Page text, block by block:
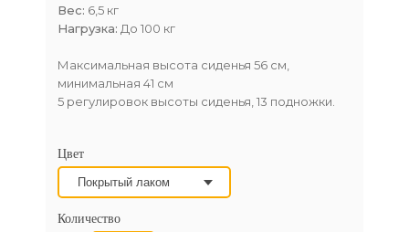
Вес: 6,5 кг
Нагрузка: До 100 кг
Максимальная высота сиденья 56 см,
минимальная 41 см
5 регулировок высоты сиденья, 13 подножки.
Цвет
Количество